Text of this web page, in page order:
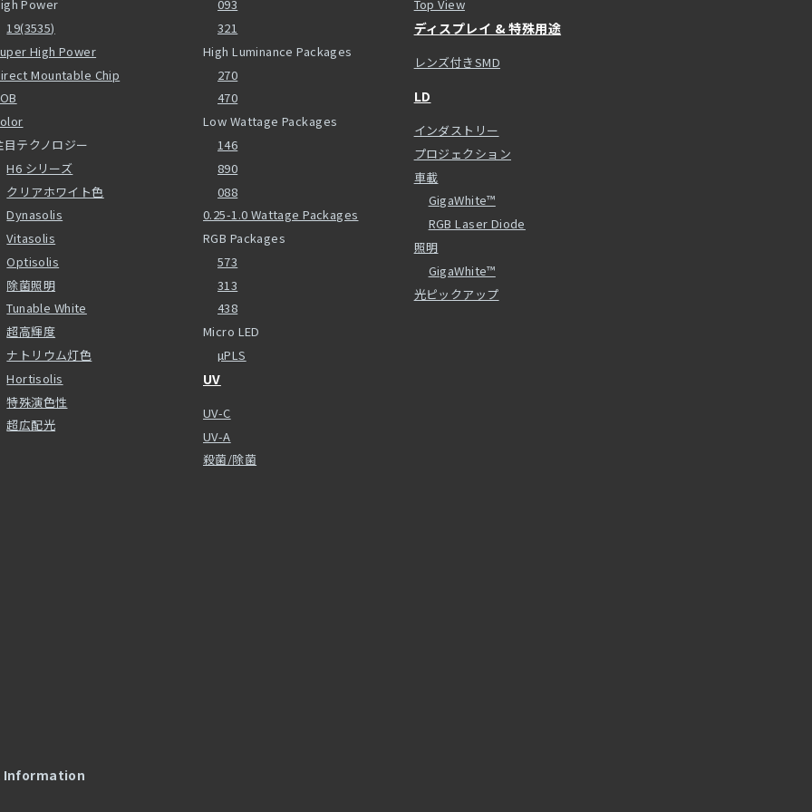
Power
19(3535)
High Power
Mountable Chip
目テクノロジー
H6 シリーズ
クリアホワイト色
Dynasolis
Vitasolis
Optisolis
除菌照明
Tunable White
超高輝度
ナトリウム灯色
Hortisolis
特殊演色性
超広配光
093
321
High Luminance Packages
270
470
Low Wattage Packages
146
890
088
0.25-1.0 Wattage Packages
RGB Packages
573
313
438
Micro LED
µPLS
UV
UV-C
UV-A
殺菌/除菌
Top View
ディスプレイ & 特殊用途
レンズ付きSMD
LD
インダストリー
プロジェクション
車載
GigaWhite™
RGB Laser Diode
照明
GigaWhite™
光ピックアップ
Information